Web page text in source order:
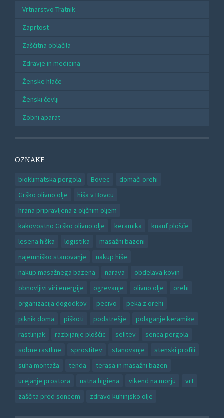
Vrtnarstvo Tratnik
Zaprtost
Zaščitna oblačila
Zdravje in medicina
Ženske hlače
Ženski čevlji
Zobni aparat
OZNAKE
bioklimatska pergola Bovec
domači orehi
Grško olivno olje
hiša v Bovcu
hrana pripravljena z oljčnim oljem
kakovostno Grško olivno olje
keramika
knauf plošče
lesena hiška
logistika
masažni bazeni
najemniško stanovanje
nakup hiše
nakup masažnega bazena
narava
obdelava kovin
obnovljivi viri energije
ogrevanje olivno olje
orehi
organizacija dogodkov
pecivo
peka z orehi
piknik doma
piškoti podstrešje
polaganje keramike
rastlinjak
razbijanje ploščic selitev
senca pergola
sobne rastline
sprostitev stanovanje
stenski profili
suha montaža
tenda
terasa in masažni bazen
urejanje prostora
ustna higiena vikend na morju
vrt
zaščita pred soncem
zdravo kuhinjsko olje